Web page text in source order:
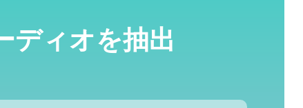
ディオを抽出